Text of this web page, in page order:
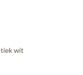
wit